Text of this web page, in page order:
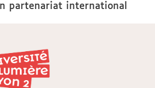
partenariat international